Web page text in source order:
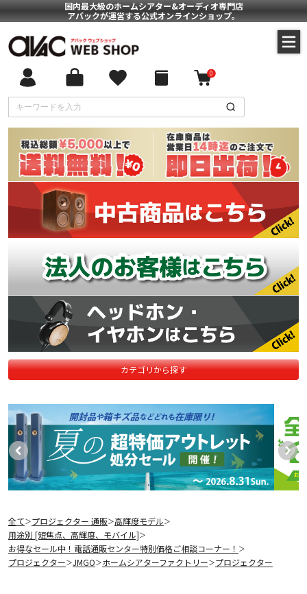
国内最大級のホームシアター&オーディオ専門店
アバックが運営する公式オンラインショップ。
0
カテゴリから探す
全て＞プロジェクター 通販＞高輝度モデル＞
用途別 [短焦点、高輝度、モバイル]＞
お得なセール中！電話通販センター特別価格ご相談コーナー！ ＞
プロジェクター＞JMGO＞ホームシアターファクトリー＞プロジェクター